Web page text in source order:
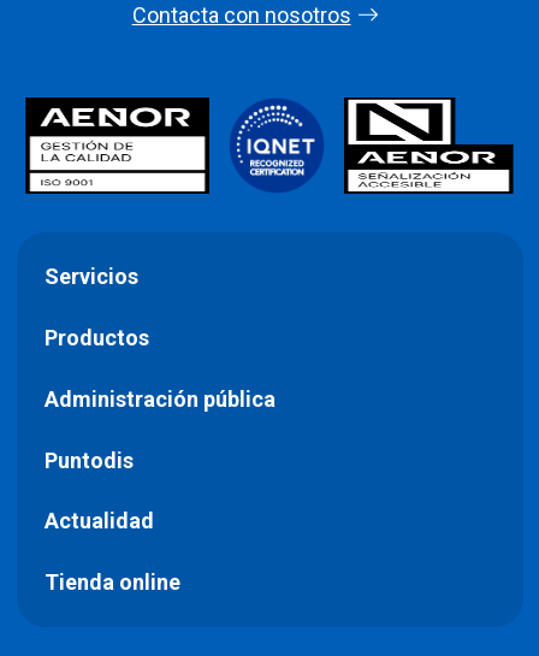
Contacta con nosotros
Servicios
Productos
Administración pública
Puntodis
Actualidad
Tienda online